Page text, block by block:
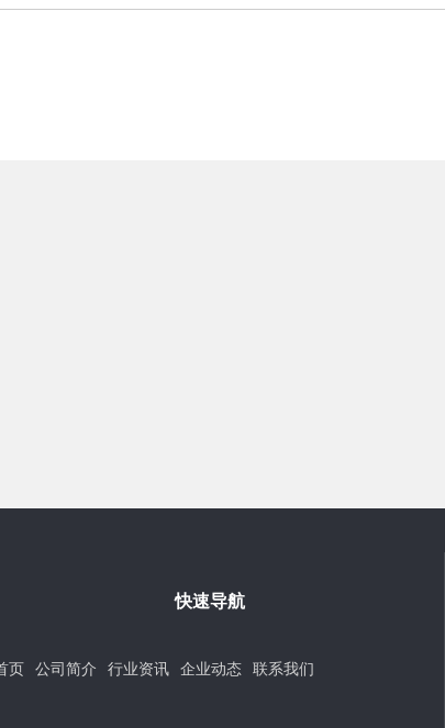
快速导航
页 公司简介 行业资讯 企业动态 联系我们